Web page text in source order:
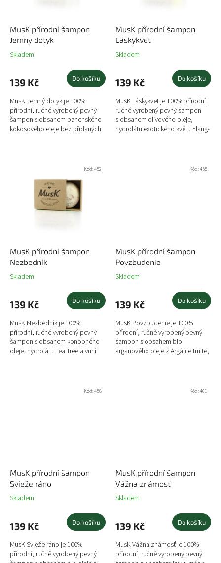
u
k
t
MusK přírodní šampon
Jemný dotyk
Skladem
139 Kč Do košíku
MusK Jemný dotyk je 100%
přírodní, ručně vyrobený pevný
šampon s obsahem panenského
kokosového eleje bez přidaných
MusK přírodní šampon
Láskykvet
Skladem
139 Kč Do košíku
MusK Láskykvet je 100% přírodní,
ručně vyrobený pevný šampon
s obsahem olivového oleje,
hydrolátu exotického květu Ylang-
MusK přírodní šampon
Nezbedník
Skladem
139 Kč Do košíku
MusK Nezbedník je 100%
přírodní, ručně vyrobený pevný
šampon s obsahem konopného
oleje, hydrolátu Tea Tree a vůní
Kód:452
MusK přírodní šampon
Povzbudenie
Skladem
139 Kč Do košíku
MusK Povzbudenie je 100%
přírodní, ručně vyrobený pevný
šampon s obsahem bio
arganového oleje z Argánie trnité,
Kód:455
MusK přírodní šampon
Svieže ráno
Skladem
139 Kč Do košíku
MusK Svieže ráno je 100%
přírodní, ručně vyrobený pevný
Kód:458
MusK přírodní šampon
Vážna známosť
Skladem
139 Kč Do košíku
MusK Vážna známosť je 100%
přírodní, ručně vyrobený pevný
Kód:461